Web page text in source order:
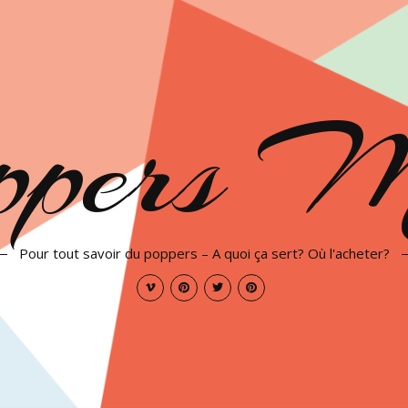
Pour tout savoir du poppers – A quoi ça sert? Où l'acheter?